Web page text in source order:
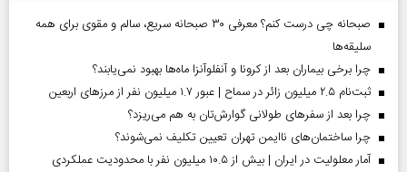
صبحانه چی درست کنم؟ معرفی ۳۰ صبحانه سریع، سالم و مقوی برای همه
سلیقه‌ها
چرا برخی بیماران بعد از کرونا و آنفلوآنزا ماه‌ها بهبود نمی‌یابند؟
ثبت‌نام ۲.۵ میلیون زائر در سماح | عبور ۱.۷ میلیون نفر از مرز‌های اربعین
چرا بعد از سفرهای طولانی گوارش‌تان به هم می‌ریزد؟
چرا ساختمان‌های ناایمن تهران تعیین تکلیف نمی‌شوند؟
آمار معلولیت در ایران | بیش از ۱۰.۵ میلیون نفر با محدودیت عملکردی